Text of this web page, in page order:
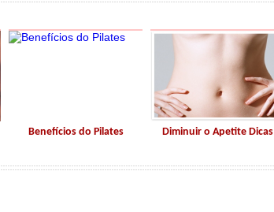
Benefícios do Pilates Diminuir o Apetite Dicas